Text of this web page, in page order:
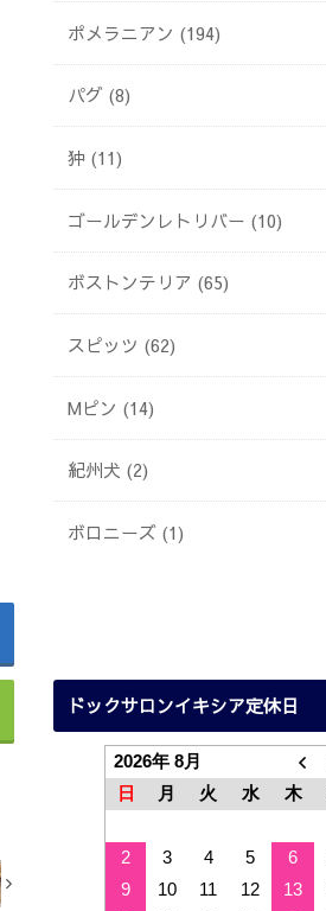
ポメラニアン (194)
パグ (8)
狆 (11)
ゴールデンレトリバー (10)
ボストンテリア (65)
スピッツ (62)
Mピン (14)
紀州犬 (2)
ボロニーズ (1)
ドックサロンイキシア定休日
2026年 8月
日
月 火 水 木
2
3 4 5 6
9
10 11 12 13